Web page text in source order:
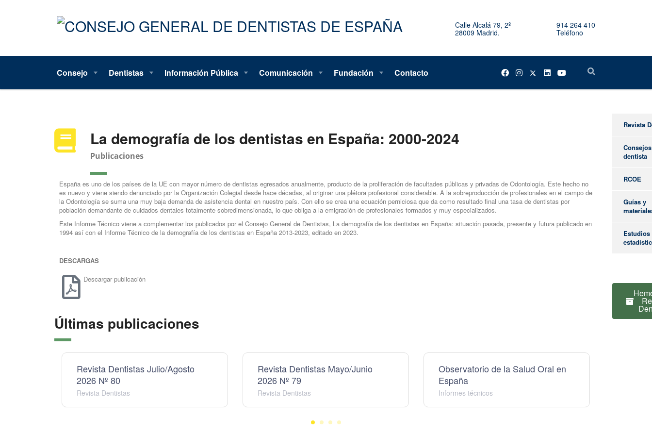
Calle Alcalá 79, 2º
28009 Madrid.
914 264 410
Teléfono
Consejo Dentistas Información Pública Comunicación Fundación Contacto
La demografía de los dentistas en España: 2000-2024
Publicaciones
España es uno de los países de la UE con mayor número de dentistas egresados anualmente, producto de la proliferación de facultades públicas y privadas de Odontología. Este hecho no
es nuevo y viene siendo denunciado por la Organización Colegial desde hace décadas, al originar una plétora profesional considerable. A la sobreproducción de profesionales en el campo de
la Odontología se suma una muy baja demanda de asistencia dental en nuestro país. Con ello se crea una ecuación perniciosa que da como resultado final una tasa de dentistas por
población demandante de cuidados dentales totalmente sobredimensionada, lo que obliga a la emigración de profesionales formados y muy especializados.
Este Informe Técnico viene a complementar los publicados por el Consejo General de Dentistas, La demografía de los dentistas en España: situación pasada, presente y futura publicado en
1994 así con el Informe Técnico de la demografía de los dentistas en España 2013-2023, editado en 2023.
DESCARGAS
Descargar publicación
Últimas publicaciones
Revista Dentistas Julio/Agosto
2026 Nº 80
Revista Dentistas
Revista Dentistas Mayo/Junio
2026 Nº 79
Revista Dentistas
Observatorio de la Salud Oral en
España
Informes técnicos
Revista
dentista
RCOE
Guías y
Estudios